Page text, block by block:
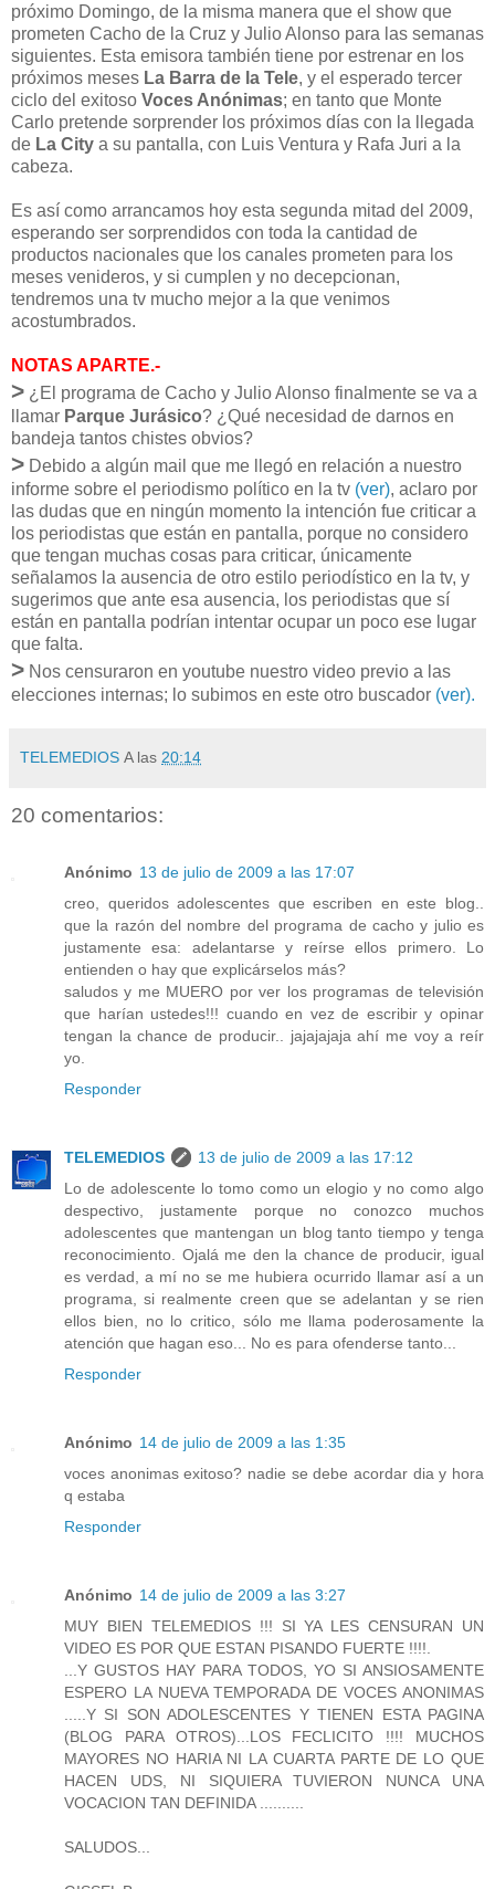
próximo Domingo, de la misma manera que el show que
prometen Cacho de la Cruz y Julio Alonso para las semanas
siguientes. Esta emisora también tiene por estrenar en los
próximos meses La Barra de la Tele, y el esperado tercer
ciclo del exitoso Voces Anónimas; en tanto que Monte
Carlo pretende sorprender los próximos días con la llegada
de La City a su pantalla, con Luis Ventura y Rafa Juri a la
cabeza.
Es así como arrancamos hoy esta segunda mitad del 2009,
esperando ser sorprendidos con toda la cantidad de
productos nacionales que los canales prometen para los
meses venideros, y si cumplen y no decepcionan,
tendremos una tv mucho mejor a la que venimos
acostumbrados.
NOTAS APARTE.-
> ¿El programa de Cacho y Julio Alonso finalmente se va a
llamar Parque Jurásico? ¿Qué necesidad de darnos en
bandeja tantos chistes obvios?
> Debido a algún mail que me llegó en relación a nuestro
informe sobre el periodismo político en la tv (ver), aclaro por
las dudas que en ningún momento la intención fue criticar a
los periodistas que están en pantalla, porque no considero
que tengan muchas cosas para criticar, únicamente
señalamos la ausencia de otro estilo periodístico en la tv, y
sugerimos que ante esa ausencia, los periodistas que sí
están en pantalla podrían intentar ocupar un poco ese lugar
que falta.
> Nos censuraron en youtube nuestro video previo a las
elecciones internas; lo subimos en este otro buscador (ver).
TELEMEDIOS A las 20:14
20 comentarios:
Anónimo 13 de julio de 2009 a las 17:07
creo, queridos adolescentes que escriben en este blog..
que la razón del nombre del programa de cacho y julio es
justamente esa: adelantarse y reírse ellos primero. Lo
entienden o hay que explicárselos más?
saludos y me MUERO por ver los programas de televisión
que harían ustedes!!! cuando en vez de escribir y opinar
tengan la chance de producir.. jajajajaja ahí me voy a reír
yo.
Responder
TELEMEDIOS
13 de julio de 2009 a las 17:12
Lo de adolescente lo tomo como un elogio y no como algo
despectivo, justamente porque no conozco muchos
adolescentes que mantengan un blog tanto tiempo y tenga
reconocimiento. Ojalá me den la chance de producir, igual
es verdad, a mí no se me hubiera ocurrido llamar así a un
programa, si realmente creen que se adelantan y se rien
ellos bien, no lo critico, sólo me llama poderosamente la
atención que hagan eso... No es para ofenderse tanto...
Responder
Anónimo 14 de julio de 2009 a las 1:35
voces anonimas exitoso? nadie se debe acordar dia y hora
q estaba
Responder
Anónimo 14 de julio de 2009 a las 3:27
MUY BIEN TELEMEDIOS !!! SI YA LES CENSURAN UN
VIDEO ES POR QUE ESTAN PISANDO FUERTE !!!!.
...Y GUSTOS HAY PARA TODOS, YO SI ANSIOSAMENTE
ESPERO LA NUEVA TEMPORADA DE VOCES ANONIMAS
.....Y SI SON ADOLESCENTES Y TIENEN ESTA PAGINA
(BLOG PARA OTROS)...LOS FECLICITO !!!! MUCHOS
MAYORES NO HARIA NI LA CUARTA PARTE DE LO QUE
HACEN UDS, NI SIQUIERA TUVIERON NUNCA UNA
VOCACION TAN DEFINIDA ..........
SALUDOS...